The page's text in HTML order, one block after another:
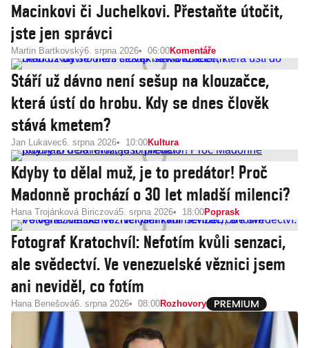
Macinkovi či Juchelkovi. Přestaňte útočit,
jste jen správci
Martin Bartkovský6. srpna 2026 06:00Komentáře
Stáří už dávno není sešup na klouzačce,
která ústí do hrobu. Kdy se dnes člověk
stává kmetem?
Jan Lukavec6. srpna 2026 10:00Kultura
Kdyby to dělal muž, je to predátor! Proč
Madonně prochází o 30 let mladší milenci?
Hana Trojánková Biriczová5. srpna 2026 18:00Poprask
Fotograf Kratochvíl: Nefotím kvůli senzaci,
ale svědectví. Ve venezuelské věznici jsem
ani neviděl, co fotím
Hana Benešová6. srpna 2026 08:00Rozhovory